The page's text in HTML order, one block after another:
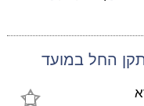
החל במועד